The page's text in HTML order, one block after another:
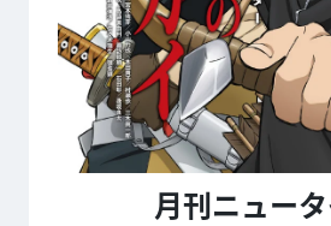
月刊ニュー